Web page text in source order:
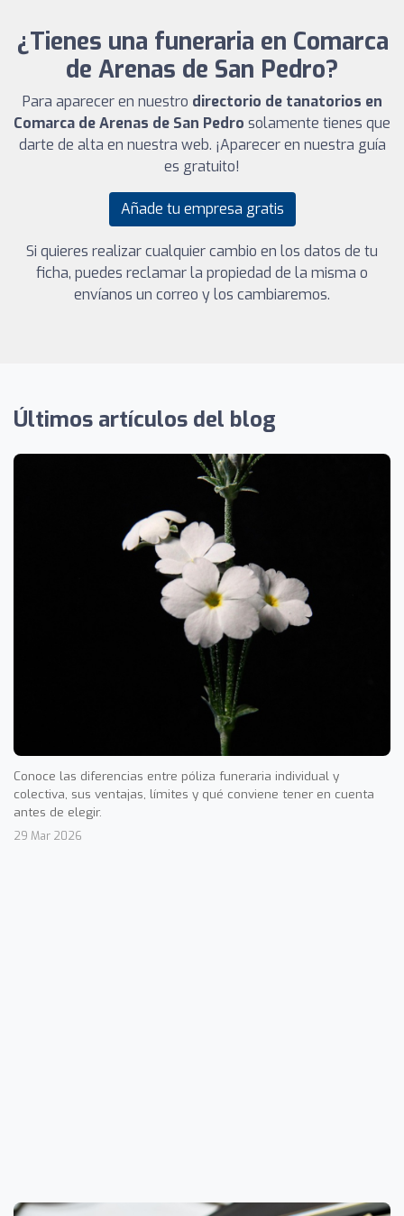
¿Tienes una funeraria en Comarca
de Arenas de San Pedro?
Para aparecer en nuestro directorio de tanatorios en
Comarca de Arenas de San Pedro solamente tienes que
darte de alta en nuestra web. ¡Aparecer en nuestra guía
es gratuito!
Añade tu empresa gratis
Si quieres realizar cualquier cambio en los datos de tu
ficha, puedes reclamar la propiedad de la misma o
envíanos un correo y los cambiaremos.
Últimos artículos del blog
Conoce las diferencias entre póliza funeraria individual y
colectiva, sus ventajas, límites y qué conviene tener en cuenta
antes de elegir.
29 Mar 2026